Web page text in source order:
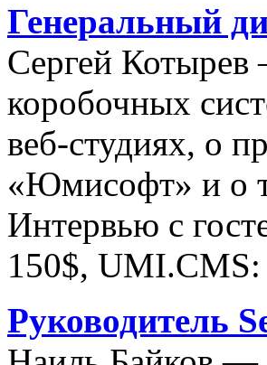
Генеральный
Сергей
коробочных
веб-студиях, о
«Юмисофт» и о
Интервью с
150$, UMI.CMS:
Руководитель